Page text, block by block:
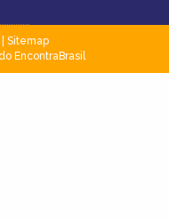
Sitemap
EncontraBrasil